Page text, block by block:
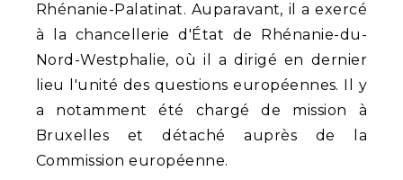
Rhénanie-Palatinat. Auparavant, il a exercé
à la chancellerie d'État de Rhénanie-du-
Nord-Westphalie, où il a dirigé en dernier
lieu l'unité des questions européennes. Il y
a notamment été chargé de mission à
Bruxelles et détaché auprès de la
Commission européenne.